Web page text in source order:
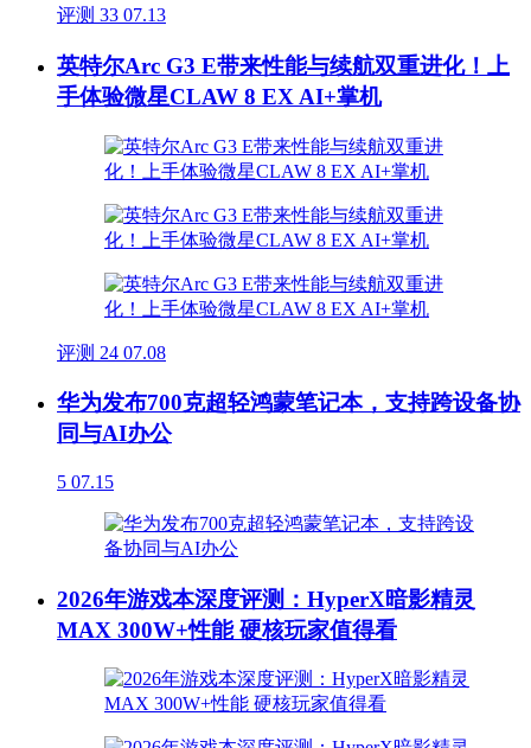
评测 33 07.13
英特尔Arc G3 E带来性能与续航双重进化！上
手体验微星CLAW 8 EX AI+掌机
评测 24 07.08
华为发布700克超轻鸿蒙笔记本，支持跨设备协
同与AI办公
5 07.15
2026年游戏本深度评测：HyperX暗影精灵
MAX 300W+性能 硬核玩家值得看